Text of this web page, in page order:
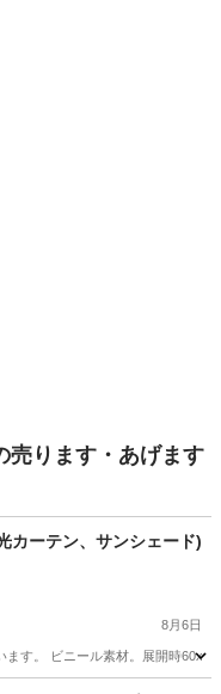
売ります・あげます
ーテン、サンシェード)
8月6日
す。 ビニール素材。展開時